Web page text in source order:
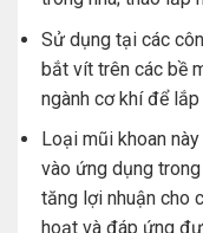
Sử dụng tại các
bắt vít trên các bề
ngành cơ khí để
Loại mũi khoan
vào ứng dụng
tăng lợi nhuận cho
hoạt và đáp ứng